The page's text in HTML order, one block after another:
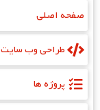
صفحه اصلی
طراحی وب سایت
پروژه‌ ها